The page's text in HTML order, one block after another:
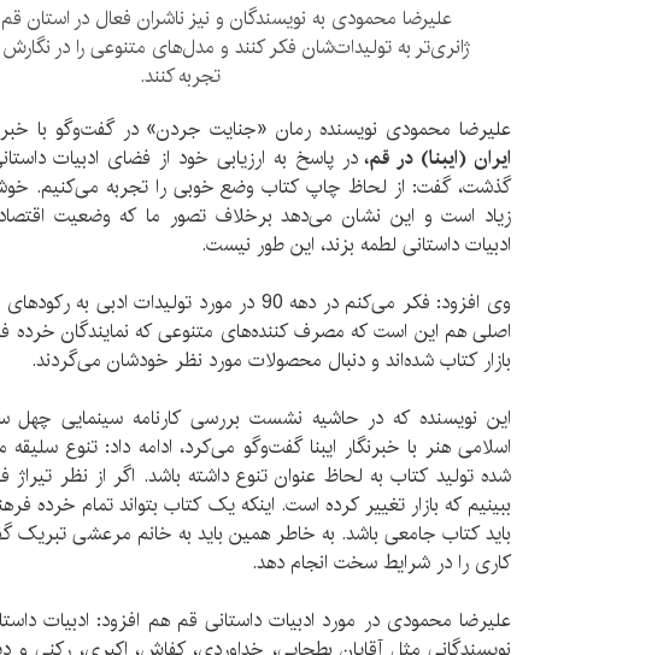
علیرضا محمودی به نویسندگان و نیز ناشران فعال در استان قم
ژانری‌تر به تولیدات‌شان فکر کنند و مدل‌های متنوعی را در
تجربه کنند.
علیرضا محمودی نویسنده رمان «جنایت جردن» در گفت‌وگو با
ایران (ایبنا) در قم،در پاسخ به ارزیابی خود از فضای ادبیات
گذشت، گفت: از لحاظ چاپ کتاب وضع خوبی را تجربه می‌کنیم.
زیاد است و این نشان می‌دهد برخلاف تصور ما که وضعیت
ادبیات داستانی لطمه بزند، این طور نیست.
وی افزود: فکر می‌کنم در دهه 90 در مورد تولیدات
اصلی هم این است که مصرف کننده‌های متنوعی که نمایندگان خرده
بازار کتاب شده‌اند و دنبال محصولات مورد نظر خودشان می‌گردند.
این نویسنده که در حاشیه نشست بررسی کارنامه سینمایی چهل
اسلامی هنر با خبرنگار ایبنا گفت‌وگو می‌کرد، ادامه داد: تنوع
شده تولید کتاب به لحاظ عنوان تنوع داشته باشد. اگر از نظر تیراژ
ببینیم که بازار تغییر کرده است. اینکه یک کتاب بتواند تمام خرده
باید کتاب جامعی باشد. به خاطر همین باید به خانم مرعشی تبریک
کاری را در شرایط سخت انجام دهد.